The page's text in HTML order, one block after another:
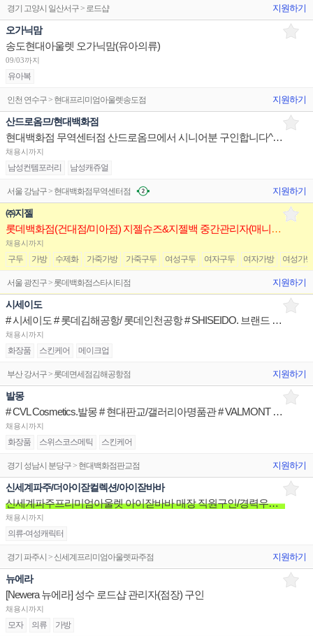
경기 고양시 일산서구 > 로드샵 지원하기
오가닉맘
송도현대아울렛 오가닉맘(유아의류)
09/03까지
유아복
인천 연수구 > 현대프리미엄아울렛송도점 지원하기
산드로옴므/현대백화점
현대백화점 무역센터점 산드로옴므에서 시니어분 구인합니다^^ 편하게연락주세요
채용시까지
남성컨템포러리 남성캐쥬얼
서울 강남구 > 현대백화점무역센터점 지원하기
㈜지젤
롯데백화점(건대점/미아점) 지젤슈즈&지젤백 중간관리자(매니저) 구인합니다
채용시까지
구두 가방 수제화 가죽가방 가죽구두 여성구두 여자구두 여자가방 여성가방
서울 광진구 > 롯데백화점스타시티점 지원하기
시세이도
# 시세이도 # 롯데김해공항/ 롯데인천공항 # SHISEIDO. 브랜드 STAFF
채용시까지
화장품 스킨케어 메이크업
부산 강서구 > 롯데면세점김해공항점 지원하기
발몽
# CVL Cosmetics.발몽 # 현대판교/갤러리아명품관 # VALMONT 브랜드 STAFF
채용시까지
화장품 스위스코스메틱 스킨케어
경기 성남시 분당구 > 현대백화점판교점 지원하기
신세계파주/더아이잗컬렉션/아이잗바바
신세계파주프리미엄아울렛 아이잗바바 매장 직원구인/경력우대/분위기좋은매장/장기근무환영
채용시까지
의류-여성캐릭터
경기 파주시 > 신세계프리미엄아울렛파주점 지원하기
뉴에라
[Newera 뉴에라] 성수 로드샵 관리자(점장) 구인
채용시까지
모자 의류 가방